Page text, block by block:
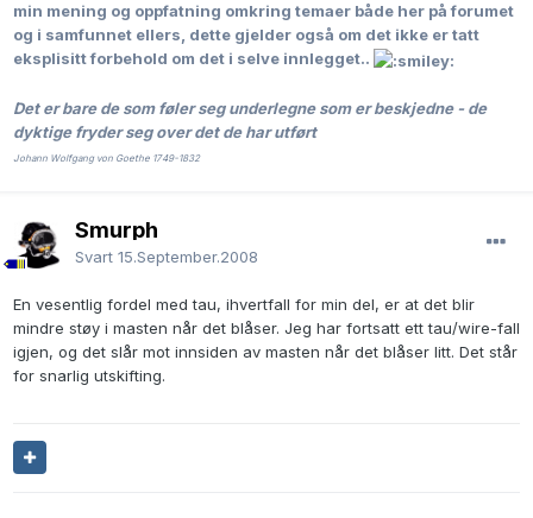
min mening og oppfatning omkring temaer både her på forumet
og i samfunnet ellers, dette gjelder også om det ikke er tatt
eksplisitt forbehold om det i selve innlegget..
Det er bare de som føler seg underlegne som er beskjedne - de
dyktige fryder seg over det de har utført
Johann Wolfgang von Goethe 1749-1832
Smurph
Svart 15.September.2008
En vesentlig fordel med tau, ihvertfall for min del, er at det blir
mindre støy i masten når det blåser. Jeg har fortsatt ett tau/wire-fall
igjen, og det slår mot innsiden av masten når det blåser litt. Det står
for snarlig utskifting.